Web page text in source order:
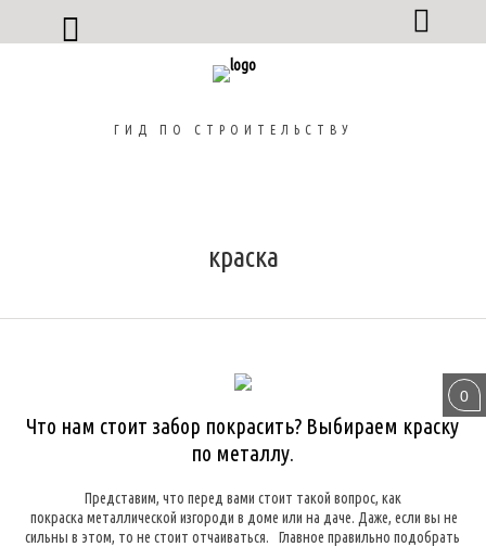
ГИД ПО СТРОИТЕЛЬСТВУ
краска
0
Что нам стоит забор покрасить? Выбираем краску
по металлу.
Представим, что перед вами стоит такой вопрос, как
покраска металлической изгороди в доме или на даче. Даже, если вы не
сильны в этом, то не стоит отчаиваться. Главное правильно подобрать